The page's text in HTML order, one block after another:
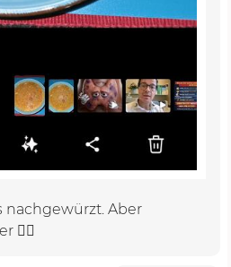
nachgewürzt. Aber
👌🏼